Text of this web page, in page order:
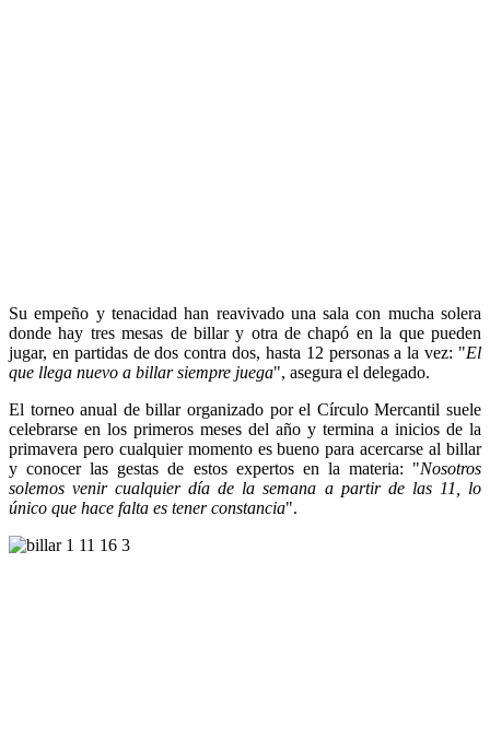
Su empeño y tenacidad han reavivado una sala con mucha solera
donde hay tres mesas de billar y otra de chapó en la que pueden
jugar, en partidas de dos contra dos, hasta 12 personas a la vez: "El
que llega nuevo a billar siempre juega", asegura el delegado.
El torneo anual de billar organizado por el Círculo Mercantil suele
celebrarse en los primeros meses del año y termina a inicios de la
primavera pero cualquier momento es bueno para acercarse al billar
y conocer las gestas de estos expertos en la materia: "Nosotros
solemos venir cualquier día de la semana a partir de las 11, lo
único que hace falta es tener constancia".